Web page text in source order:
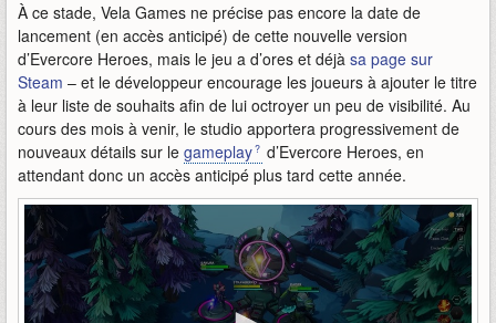
À ce stade, Vela Games ne précise pas encore la date de
lancement (en accès anticipé) de cette nouvelle version
d’Evercore Heroes, mais le jeu a d’ores et déjà sa page sur
Steam – et le développeur encourage les joueurs à ajouter le titre
à leur liste de souhaits afin de lui octroyer un peu de visibilité. Au
cours des mois à venir, le studio apportera progressivement de
nouveaux détails sur le gameplay
d’Evercore Heroes, en
attendant donc un accès anticipé plus tard cette année.